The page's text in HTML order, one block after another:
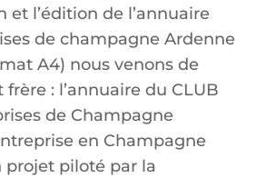
et l’édition de l’annuaire
de champagne Ardenne
A4) nous venons de
: l’annuaire du CLUB
de Champagne
en Champagne
projet piloté par la